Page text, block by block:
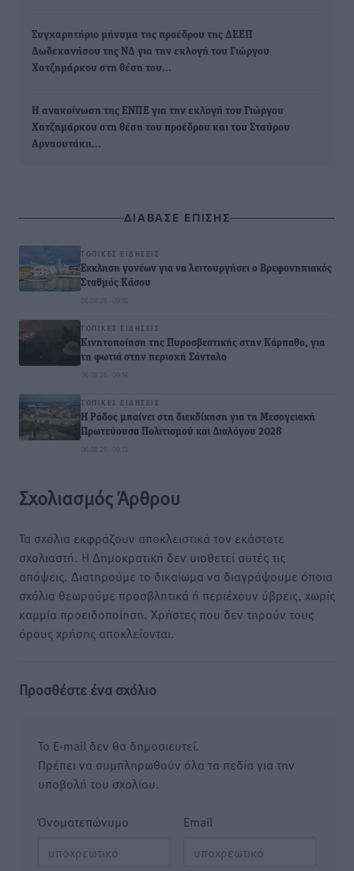
Συγχαρητήριο μήνυμα της προέδρου της ΔΕΕΠ
Δωδεκανήσου της ΝΔ για την εκλογή του Γιώργου
Χατζημάρκου στη θέση του…
Η ανακοίνωση της ΕΝΠΕ για την εκλογή του Γιώργου
Χατζημάρκου στη θέση του προέδρου και του Σταύρου
Αρναουτάκη…
ΔΙΑΒΑΣΕ ΕΠΙΣΗΣ
ΤΟΠΙΚΈΣ ΕΙΔΉΣΕΙΣ
Έκκληση γονέων για να λειτουργήσει ο Βρεφονηπιακός
Σταθμός Κάσου
06.08.26 · 09:18
ΤΟΠΙΚΈΣ ΕΙΔΉΣΕΙΣ
Κινητοποίηση της Πυροσβεστικής στην Κάρπαθο, για
τη φωτιά στην περιοχή Σάνταλο
06.08.26 · 09:14
ΤΟΠΙΚΈΣ ΕΙΔΉΣΕΙΣ
Η Ρόδος μπαίνει στη διεκδίκηση για τη Μεσογειακή
Πρωτεύουσα Πολιτισμού και Διαλόγου 2028
06.08.26 · 09:13
Σχολιασμός Άρθρου
Τα σχόλια εκφράζουν αποκλειστικά τον εκάστοτε
σχολιαστή. Η Δημοκρατική δεν υιοθετεί αυτές τις
απόψεις. Διατηρούμε το δικαίωμα να διαγράψουμε όποια
σχόλια θεωρούμε προσβλητικά ή περιέχουν ύβρεις, χωρίς
καμμία προειδοποίηση. Χρήστες που δεν τηρούν τους
όρους χρήσης αποκλείονται.
Προσθέστε ένα σχόλιο
Το E-mail δεν θα δημοσιευτεί.
Πρέπει να συμπληρωθούν όλα τα πεδία για την
υποβολή του σχολίου.
Όνοματεπώνυμο Email